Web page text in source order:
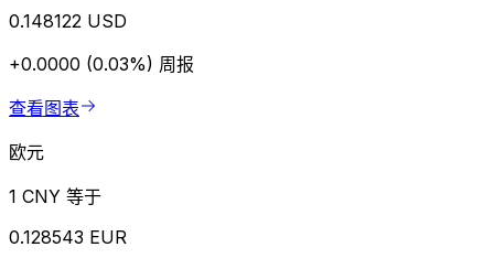
0.148122 USD
+0.0000 (0.03%) 周报
查看图表
欧元
1 CNY 等于
0.128543 EUR